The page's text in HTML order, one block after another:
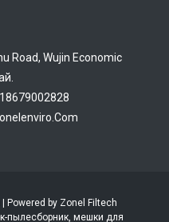
Road, Wujin Economic
Powered by Zonel Filtech
пылесборник, мешки для